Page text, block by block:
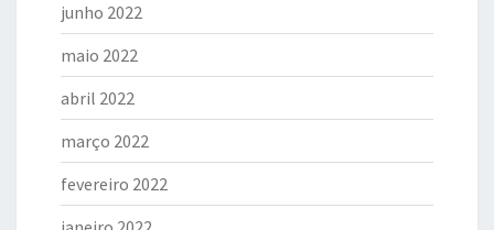
junho 2022
maio 2022
abril 2022
março 2022
fevereiro 2022